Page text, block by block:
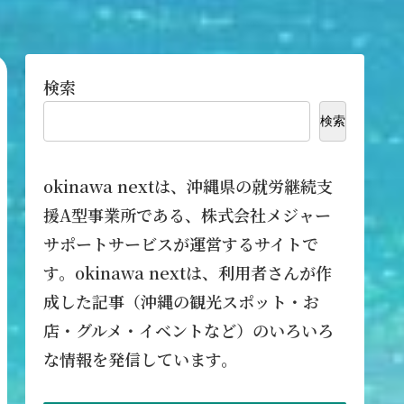
検索
検索
okinawa nextは、沖縄県の就労継続支
援A型事業所である、株式会社メジャー
サポートサービスが運営するサイトで
す。okinawa nextは、利用者さんが作
成した記事（沖縄の観光スポット・お
店・グルメ・イベントなど）のいろいろ
な情報を発信しています。